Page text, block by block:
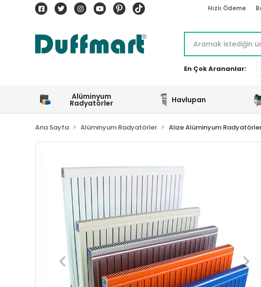
Hızlı Ödeme
En Çok Arananlar:
Alüminyum
Radyatörler Havlupan
Ana Sayfa Alüminyum Radyatörler Alize Alüminyum